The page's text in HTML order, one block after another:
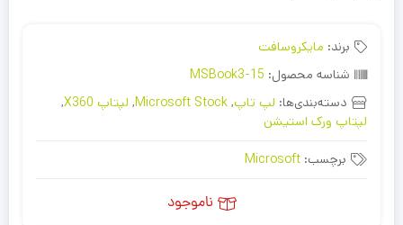
برند: مایکروسافت
شناسه محصول: MSBook3-15
دسته‌بندی‌ها: لپ تاپ,
Microsoft Stock
, لپتاپ X360
,
لپتاپ ورک استیشن
برچسب: Microsoft
ناموجود